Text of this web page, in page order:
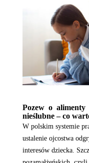
Pozew o
nieślubne – co
W polskim systemie
ustalenie ojcostwa
interesów dziecka.